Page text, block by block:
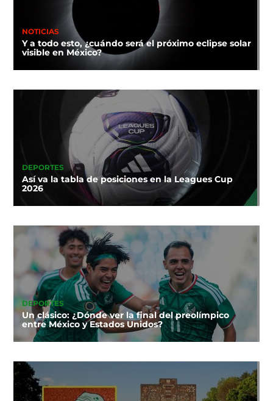
NOTICIAS
Y a todo esto, ¿cuándo será el próximo eclipse solar
visible en México?
DEPORTES
Así va la tabla de posiciones en la Leagues Cup
2026
DEPORTES
Un clásico: ¿Dónde ver la final del preolímpico
entre México y Estados Unidos?